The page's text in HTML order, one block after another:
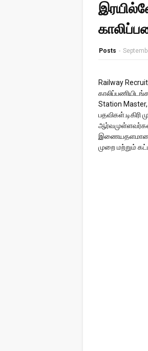
Posts -
Railway
Station
ஆர்வமுள்ளவர்கள்
இணையதளமான
முறை மற்றும்